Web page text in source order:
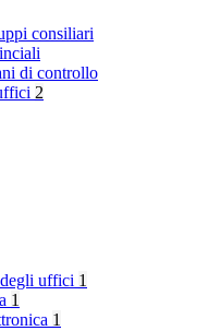
consiliari
di controllo
2
uffici 1
1
1